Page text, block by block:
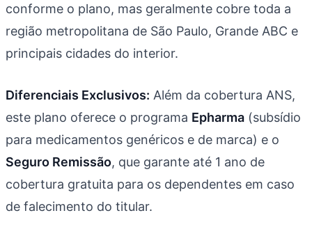
conforme o plano, mas geralmente cobre toda a
região metropolitana de São Paulo, Grande ABC e
principais cidades do interior.
Diferenciais Exclusivos: Além da cobertura ANS,
este plano oferece o programa Epharma (subsídio
para medicamentos genéricos e de marca) e o
Seguro Remissão, que garante até 1 ano de
cobertura gratuita para os dependentes em caso
de falecimento do titular.